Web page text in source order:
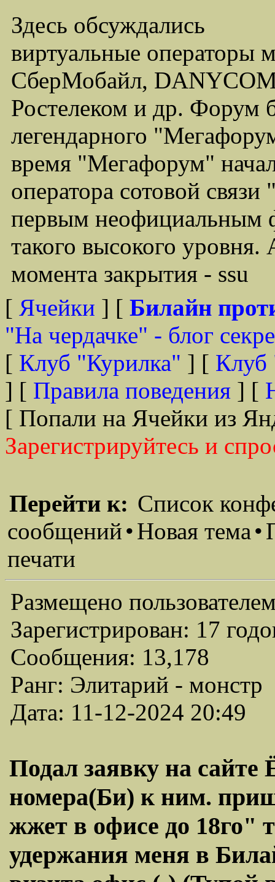
Здесь обсуждались
виртуальные операторы
СберМобайл,
Ростелеком и др. Форум
легендарного
время "Мегафорум"
оператора сотовой
первым неофициальным
такого высокого
момента закрытия - ssu
[ Ячейки ] [ Билайн
"На чердачке" - блог
[ Клуб "Курилка" ] [ Клуб
] [ Правила поведения ] [
[ Попали на Ячейки из
Зарегистрируйтесь и
Перейти к: Список
сообщений•Новая тема•
печати
Размещено
Зарегистрирован: 17
Сообщения: 13,178
Ранг: Элитарий - монстр
Дата: 11-12-2024 20:49
Подал заявку на сайте
номера(Би) к ним.
жжет в офисе до 18го"
удержания меня в